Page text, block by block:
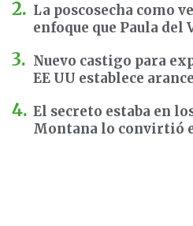
La poscosecha como
enfoque que Paula del
Nuevo castigo para
EE UU establece
El secreto estaba en
Montana lo convirtió